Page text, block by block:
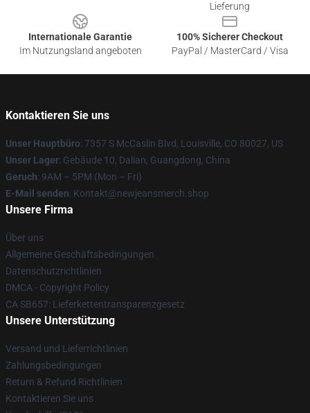
Lieferung
Internationale Garantie
Im Nutzungsland angeboten
100% Sicherer Checkout
PayPal / MasterCard / Visa
Kontaktieren Sie uns
Unser Hauptbüro: 7357 S McCaslin Blvd, Louisville, CO 80027, US
Unser Lager: Gebäude 10, Dalian, Guangdong, China
Geruch: 9AM – 5PM (Mon – Fri)
E-Mail senden: Kontakt@newjeansmerch.shop
Unsere Firma
Über uns
Allgemeine Geschäftsbedingungen
Datenschutzrichtlinien
DMCA - Copyright Policy
CA SB657: Lieferkettentransparenzgesetz
Unsere Unterstützung
Versand und Lieferrichtlinien
Zahlungsbedingungen
Return & Refund Richtlinien
Kontaktieren Sie uns